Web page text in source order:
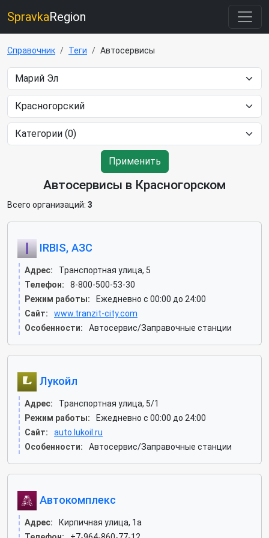
SpravkaRegion
Справочник Теги Автосервисы
Применить
Автосервисы в Красногорском
Всего организаций: 3
IRBIS, АЗС
Адрес:
Транспортная улица, 5
Телефон:
8-800-500-53-30
Режим работы:
Ежедневно с 00:00 до 24:00
Сайт:
www.tranzit-city.com
Особенности:
Автосервис/Заправочные станции
Лукойл
Адрес:
Транспортная улица, 5/1
Режим работы:
Ежедневно с 00:00 до 24:00
Сайт:
auto.lukoil.ru
Особенности:
Автосервис/Заправочные станции
Автокомплекс
Адрес:
Кирпичная улица, 1а